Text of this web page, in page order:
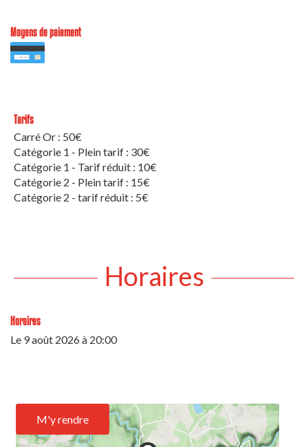
Moyens de paiement
Tarifs
Carré Or : 50€
Catégorie 1 - Plein tarif : 30€
Catégorie 1 - Tarif réduit : 10€
Catégorie 2 - Plein tarif : 15€
Catégorie 2 - tarif réduit : 5€
Horaires
Horaires
Le 9 août 2026à 20:00
M'y rendre